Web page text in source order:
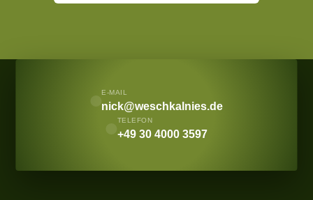
E-MAIL
nick@weschkalnies.de
TELEFON
+49 30 4000 3597